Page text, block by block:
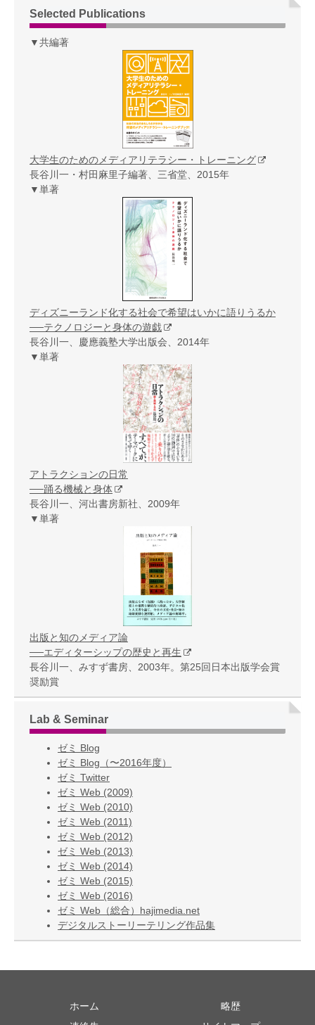
Selected Publications
▼共編著
大学生のためのメディアリテラシー・トレーニング
長谷川一・村田麻里子編著、三省堂、2015年
▼単著
ディズニーランド化する社会で希望はいかに語りうるか
──テクノロジーと身体の遊戯
長谷川一、慶應義塾大学出版会、2014年
▼単著
アトラクションの日常
──踊る機械と身体
長谷川一、河出書房新社、2009年
▼単著
出版と知のメディア論
──エディターシップの歴史と再生
長谷川一、みすず書房、2003年。第25回日本出版学会賞
奨励賞
Lab & Seminar
ゼミ Blog
ゼミ Blog（〜2016年度）
ゼミ Twitter
ゼミ Web (2009)
ゼミ Web (2010)
ゼミ Web (2011)
ゼミ Web (2012)
ゼミ Web (2013)
ゼミ Web (2014)
ゼミ Web (2015)
ゼミ Web (2016)
ゼミ Web（総合）hajimedia.net
デジタルストーリーテリング作品集
ホーム
略歴